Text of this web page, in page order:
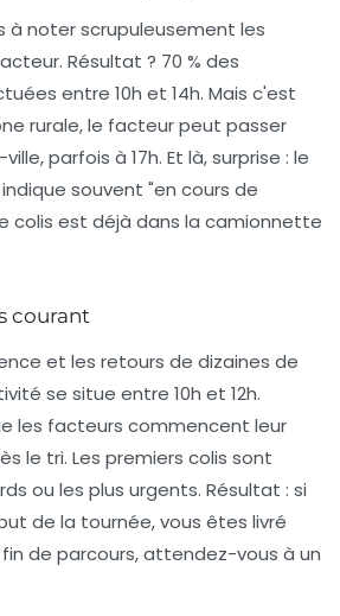
à noter scrupuleusement les
Résultat ? 70 % des
entre 10h et 14h. Mais c'est
rurale, le facteur peut passer
parfois à 17h. Et là, surprise : le
indique souvent "en cours de
colis est déjà dans la camionnette
courant
et les retours de dizaines de
se situe entre 10h et 12h.
les facteurs commencent leur
le tri. Les premiers colis sont
ou les plus urgents. Résultat : si
de la tournée, vous êtes livré
de parcours, attendez-vous à un